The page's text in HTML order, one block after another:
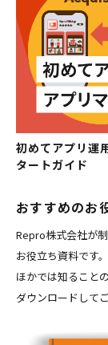
初めてアプリ運
タートガイド
おすすめのお
Repro株式会社が
お役立ち資料です。
ほかでは知ること
ダウンロードして